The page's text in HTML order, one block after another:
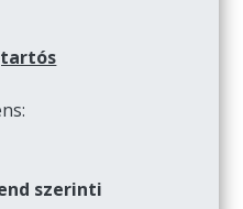
szerinti